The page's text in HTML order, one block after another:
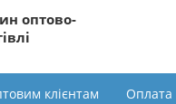
оптово-
клієнтам Оплата